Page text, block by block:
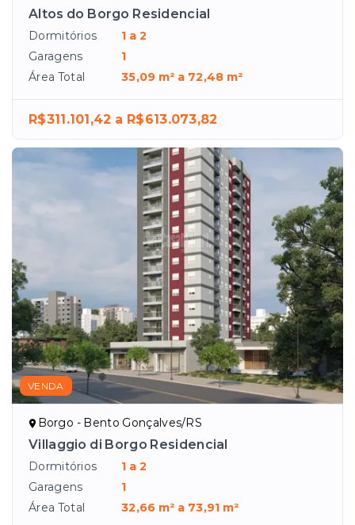
Altos do Borgo Residencial
Dormitórios
1 a 2
Garagens
1
Área Total
35,09 m² a 72,48 m²
R$311.101,42 a R$613.073,82
VENDA
Borgo - Bento Gonçalves/RS
Villaggio di Borgo Residencial
Dormitórios
1 a 2
Garagens
1
Área Total
32,66 m² a 73,91 m²